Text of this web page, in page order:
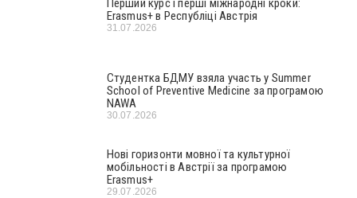
Перший курс і перші міжнародні кроки:
Erasmus+ в Республіці Австрія
31.07.2026
Студентка БДМУ взяла участь у Summer
School of Preventive Medicine за програмою
NAWA
30.07.2026
Нові горизонти мовної та культурної
мобільності в Австрії за програмою
Erasmus+
29.07.2026